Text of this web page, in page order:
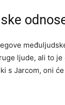
ljude, ali to je
s Jarcom, oni